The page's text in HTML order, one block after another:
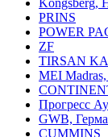
Kongsberg,
PRINS
POWER
ZF
TIRSAN
MEI
Прогресс
GWB,
CUMMINS